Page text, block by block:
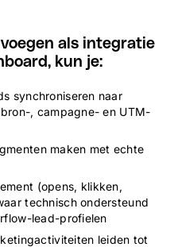
als integratie
kun je:
synchroniseren naar
, campagne- en UTM-
maken met echte
(opens, klikken,
technisch ondersteund
lead-profielen
leiden tot